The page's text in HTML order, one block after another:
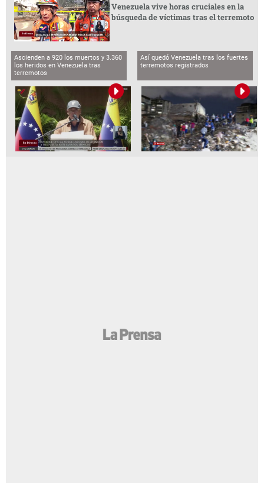
Venezuela vive horas cruciales en la
búsqueda de víctimas tras el terremoto
Ascienden a 920 los muertos y 3.360
los heridos en Venezuela tras
terremotos
Así quedó Venezuela tras los fuertes
terremotos registrados